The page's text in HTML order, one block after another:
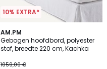
10% EXTRA*
AM.PM
Gebogen hoofdbord, polyester
stof, breedte 220 cm, Kachka
1059,00 €